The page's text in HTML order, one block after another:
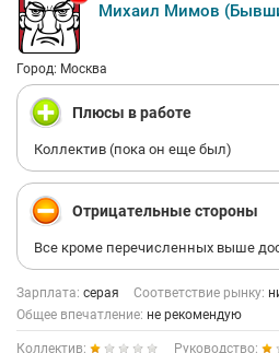
Михаил Мимов
Город: Москва
Плюсы в работе
Коллектив (пока он еще был)
Отрицательные стороны
Все кроме перечисленных выше
Зарплата: серая Соответствие рынку:
Общее впечатление: не рекомендую
Коллектив:
Руководство: